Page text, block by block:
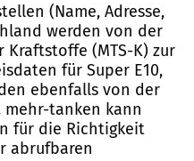
(Name, Adresse,
werden von der
(MTS-K) zur
für Super E10,
ebenfalls von der
mehr-tanken kann
für die Richtigkeit
abrufbaren